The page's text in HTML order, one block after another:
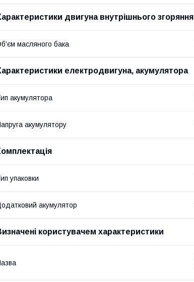
двигуна внутрішнього згоряння
масляного бака
електродвигуна, акумулятора
акумулятора
акумулятору
упаковки
акумулятор
користувачем характеристики